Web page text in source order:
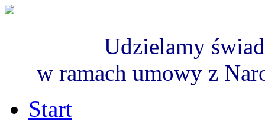
Udzielamy
w ramach umowy z
Start